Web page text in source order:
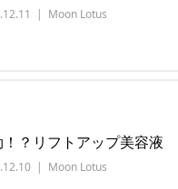
Moon Lotus
！？リフトアップ美容液
Moon Lotus